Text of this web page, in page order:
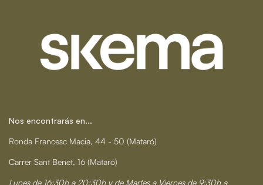
Nos encontrarás en...
Ronda Francesc Macia, 44 - 50 (Mataró)
Carrer Sant Benet, 16 (Mataró)
Lunes de 16:30h a 20:30h y de Martes a Viernes de 9:30h a